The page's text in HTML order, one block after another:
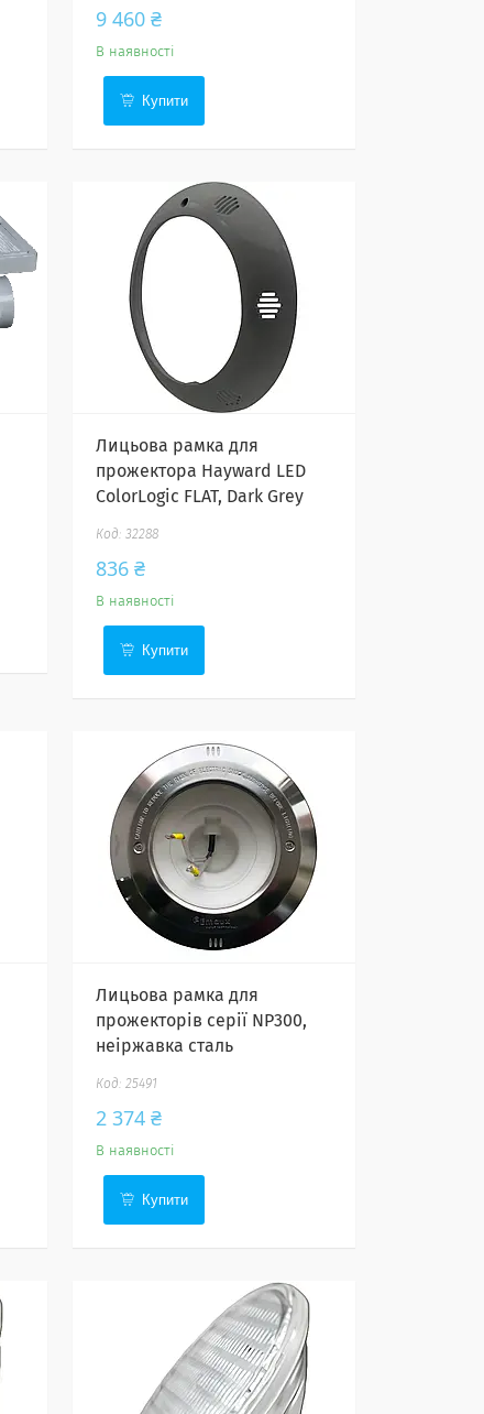
9 460 ₴
В наявності
Купити
Лицьова рамка для
прожектора Hayward LED
ColorLogic FLAT, Dark Grey
32288
836 ₴
В наявності
Купити
Лицьова рамка для
прожекторів серії NP300,
неіржавка сталь
25491
2 374 ₴
В наявності
Купити